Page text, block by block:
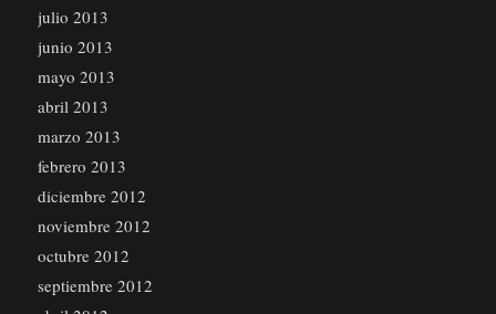
julio 2013
junio 2013
mayo 2013
abril 2013
marzo 2013
febrero 2013
diciembre 2012
noviembre 2012
octubre 2012
septiembre 2012